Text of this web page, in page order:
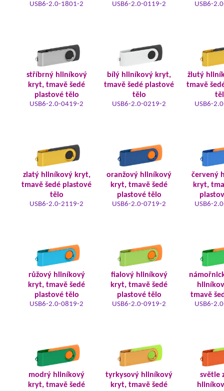
USB6-2.0-1801-2 USB6-2.0-0119-2 USB6-
stříbrný hliníkový
kryt, tmavě šedé
plastové tělo
USB6-2.0-0419-2
bílý hliníkový kryt,
tmavě šedé plastové
tělo
USB6-2.0-0219-2
žlutý
tmavě
USB6-
zlatý hliníkový kryt,
tmavě šedé plastové
tělo
USB6-2.0-2119-2
oranžový hliníkový
kryt, tmavě šedé
plastové tělo
USB6-2.0-0719-2
červený
kryt,
USB6-
růžový hliníkový
kryt, tmavě šedé
plastové tělo
USB6-2.0-0819-2
fialový hliníkový
kryt, tmavě šedé
plastové tělo
USB6-2.0-0919-2
tmavě
USB6-
modrý hliníkový
kryt, tmavě šedé
tyrkysový hliníkový
kryt, tmavě šedé
světle